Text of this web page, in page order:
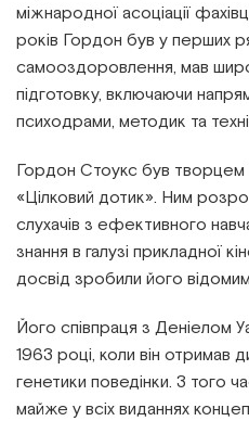
міжнародної асоціації
років Гордон був у перших
самооздоровлення, мав
підготовку, включаючи
психодрами, методик та
Гордон Стоукс був
«Цілковий дотик». Ним
слухачів з ефективного
знання в галузі прикладної
досвід зробили його відомим
Його співпраця з Деніелом
1963 році, коли він отримав
генетики поведінки. З того
майже у всіх виданнях